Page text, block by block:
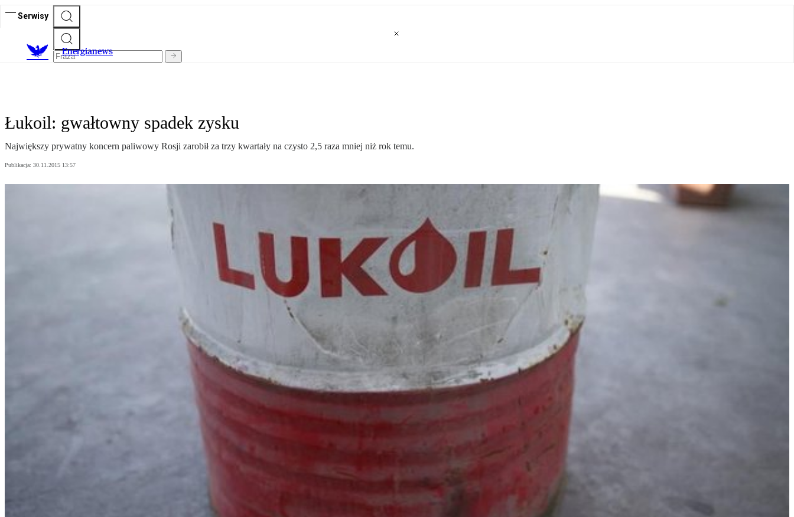
Serwisy
Energianews
Łukoil: gwałtowny spadek zysku
Największy prywatny koncern paliwowy Rosji zarobił za trzy kwartały na czysto 2,5 raza mniej niż rok temu.
Publikacja: 30.11.2015 13:57